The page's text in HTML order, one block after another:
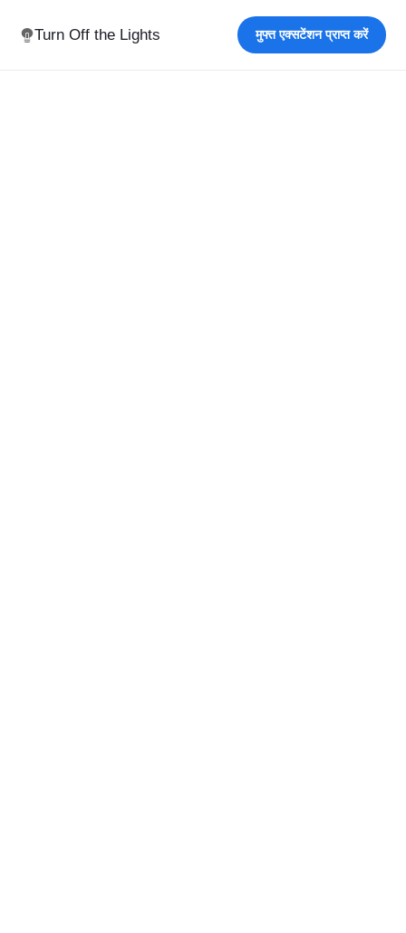
Turn Off the Lights मुफ्त एक्सटेंशन प्राप्त करें